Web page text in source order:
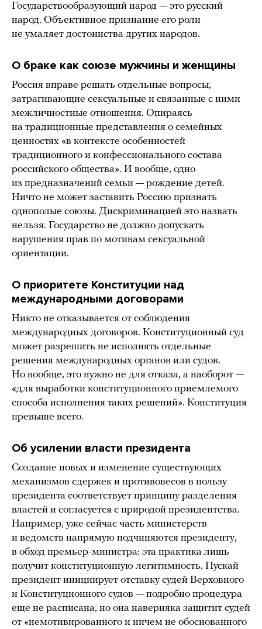
Государствообразующий народ — это русский
народ. Объективное признание его роли
не умаляет достоинства других народов.
О браке как союзе мужчины и женщины
Россия вправе решать отдельные вопросы,
затрагивающие сексуальные и связанные с ними
межличностные отношения. Опираясь
на традиционные представления о семейных
ценностях «в контексте особенностей
традиционного и конфессионального состава
российского общества». И вообще, одно
из предназначений семьи — рождение детей.
Ничто не может заставить Россию признать
однополые союзы. Дискриминацией это назвать
нельзя. Государство не должно допускать
нарушения прав по мотивам сексуальной
ориентации.
О приоритете Конституции над
международными договорами
Никто не отказывается от соблюдения
международных договоров. Конституционный суд
может разрешить не исполнять отдельные
решения международных органов или судов.
Но вообще, это нужно не для отказа, а наоборот —
«для выработки конституционного приемлемого
способа исполнения таких решений». Конституция
превыше всего.
Об усилении власти президента
Создание новых и изменение существующих
механизмов сдержек и противовесов в пользу
президента соответствует принципу разделения
властей и согласуется с природой президентства.
Например, уже сейчас часть министерств
и ведомств напрямую подчиняются президенту,
в обход премьер-министра: эта практика лишь
получит конституционную легитимность. Пускай
президент инициирует отставку судей Верховного
и Конституционного судов — подробно процедура
еще не расписана, но она наверняка защитит судей
от «немотивированного и ничем не обоснованного